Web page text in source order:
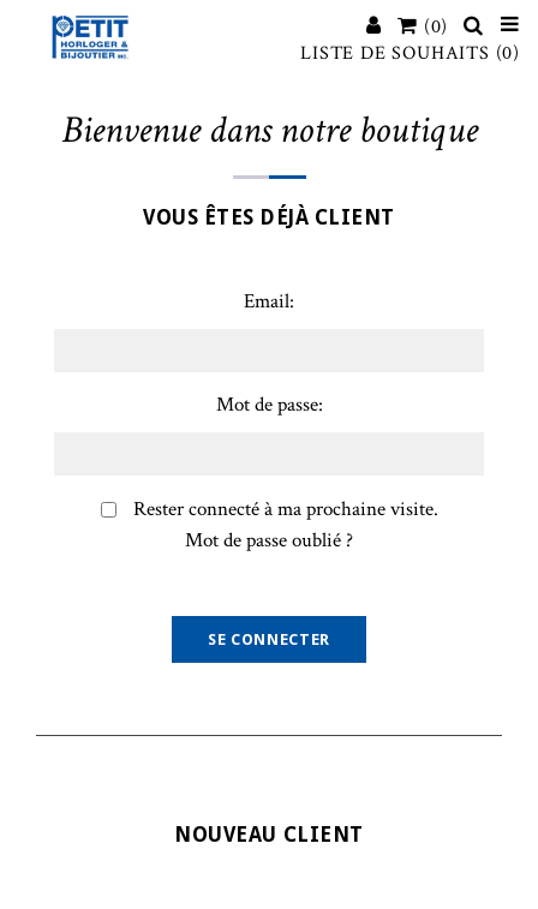
(0)
LISTE DE SOUHAITS (0)
Bienvenue dans notre boutique
VOUS ÊTES DÉJÀ CLIENT
Email:
Mot de passe:
Rester connecté à ma prochaine visite.
Mot de passe oublié ?
NOUVEAU CLIENT